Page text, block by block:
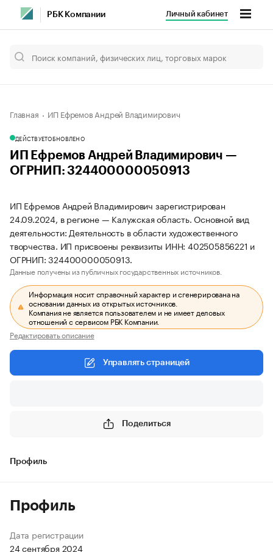
РБК Компании Личный кабинет
Главная ИП Ефремов Андрей Владимирович
ДЕЙСТВУЕТОБНОВЛЕНО
ИП Ефремов Андрей Владимирович —
ОГРНИП: 324400000050913
ИП Ефремов Андрей Владимирович зарегистрирован
24.09.2024, в регионе — Калужская область. Основной вид
деятельности: Деятельность в области художественного
творчества. ИП присвоены реквизиты ИНН: 402505856221 и
ОГРНИП: 324400000050913.
Данные получены из публичных государственных источников.
Информация носит справочный характер и сгенерирована на
основании данных из открытых источников.
Компания не является пользователем и не имеет деловых
отношений с сервисом РБК Компании.
Редактировать описание
Управлять страницей
Поделиться
Профиль
Профиль
Дата регистрации
24 сентября 2024